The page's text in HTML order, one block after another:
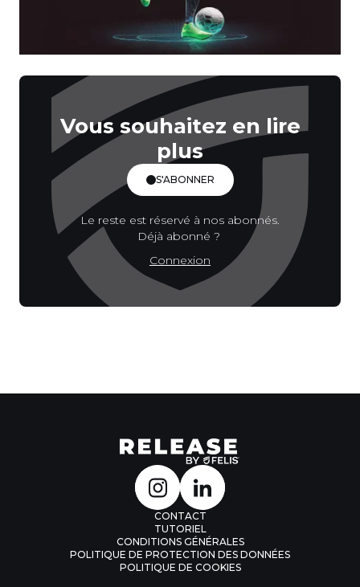
Vous souhaitez en lire
plus
S'ABONNER
Le reste est réservé à nos abonnés.
Déjà abonné ?
Connexion
CONTACT
TUTORIEL
CONDITIONS GÉNÉRALES
POLITIQUE DE PROTECTION DES DONNÉES
POLITIQUE DE COOKIES